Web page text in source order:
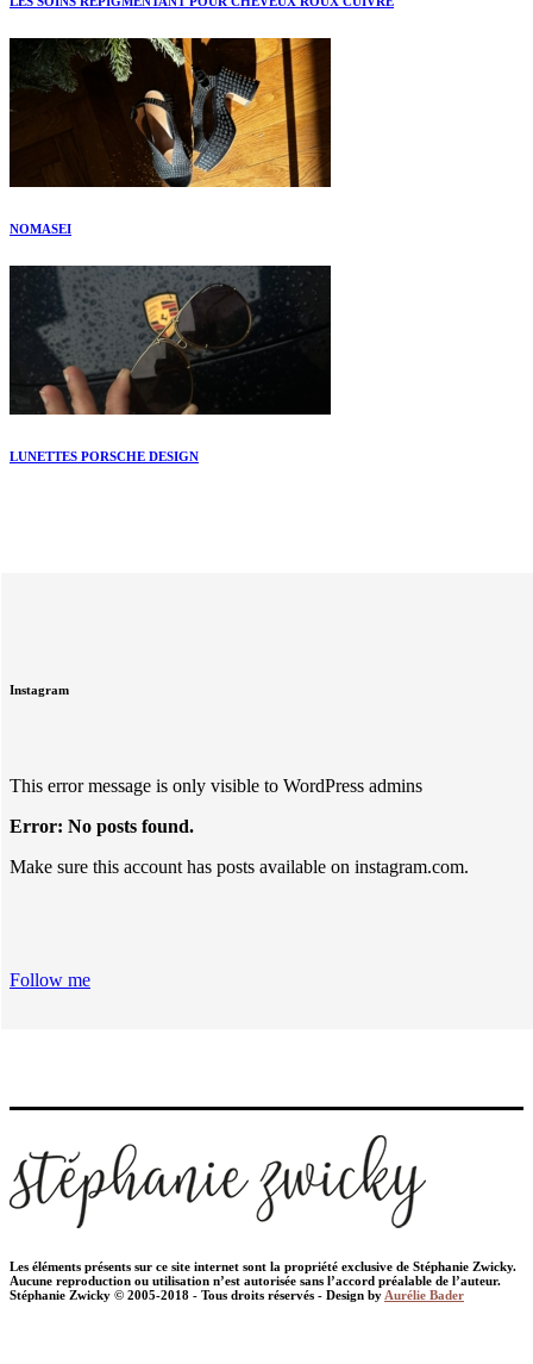
NOMASEI
LUNETTES PORSCHE DESIGN
Instagram
This error message is only visible to WordPress admins
Error: No posts found.
Make sure this account has posts available on instagram.com.
Follow me
Les éléments présents sur ce site internet sont la propriété exclusive de Stéphanie Zwicky.
Aucune reproduction ou utilisation n’est autorisée sans l’accord préalable de l’auteur.
Stéphanie Zwicky © 2005-2018 - Tous droits réservés - Design by Aurélie Bader